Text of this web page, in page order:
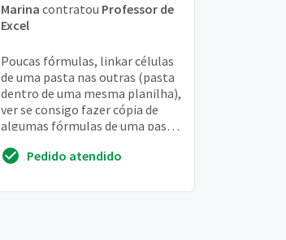
Marina contratou Professor de
Excel
Poucas fórmulas, linkar células
de uma pasta nas outras (pasta
dentro de uma mesma planilha),
ver se consigo fazer cópia de
algumas fórmulas de uma pasta
se... Pedido atendido